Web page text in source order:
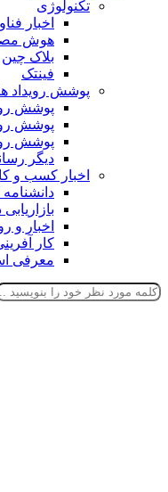
تکنولوژی
اخبار
هوش
بلاک چین
فینتک
پوشش رویداد
پوشش
پوشش
پوشش
دیگر
اخبار کسب و
اخبار و
کار
معرفی